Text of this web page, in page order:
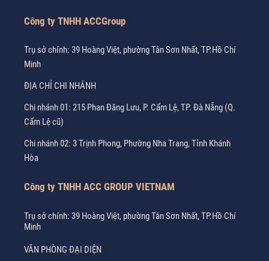
Công ty TNHH ACCGroup
Trụ sở chính: 39 Hoàng Việt, phường Tân Sơn Nhất, TP.Hồ Chí
Minh
ĐỊA CHỈ CHI NHÁNH
Chi nhánh 01: 215 Phan Đăng Lưu, P. Cẩm Lệ, TP. Đà Nẵng (Q.
Cẩm Lệ cũ)
Chi nhánh 02: 3 Trịnh Phong, Phường Nha Trang, Tỉnh Khánh
Hòa
Công ty TNHH ACC GROUP VIETNAM
Trụ sở chính: 39 Hoàng Việt, phường Tân Sơn Nhất, TP.Hồ Chí
Minh
VĂN PHÒNG ĐẠI DIỆN